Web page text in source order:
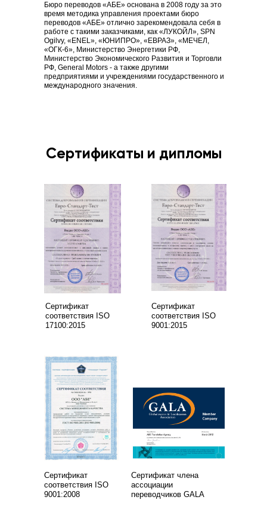
Бюро переводов «АБЕ» основана в 2008 году за это
время методика управления проектами бюро
переводов «АБЕ» отлично зарекомендовала себя в
работе с такими заказчиками, как «ЛУКОЙЛ», SPN
Ogilvy, «ENEL», «ЮНИПРО», «ЕВРАЗ», «МЕЧЕЛ,
«ОГК-6», Министерство Энергетики РФ,
Министерство Экономического Развития и Торговли
РФ, General Motors - а также другими
предприятиями и учреждениями государственного и
международного значения.
Сертификаты и дипломы
Сертификат
соответствия ISO
17100:2015
Сертификат
соответствия ISO
9001:2015
Сертификат
соответствия ISO
9001:2008
Сертификат члена
ассоциации
переводчиков GALA